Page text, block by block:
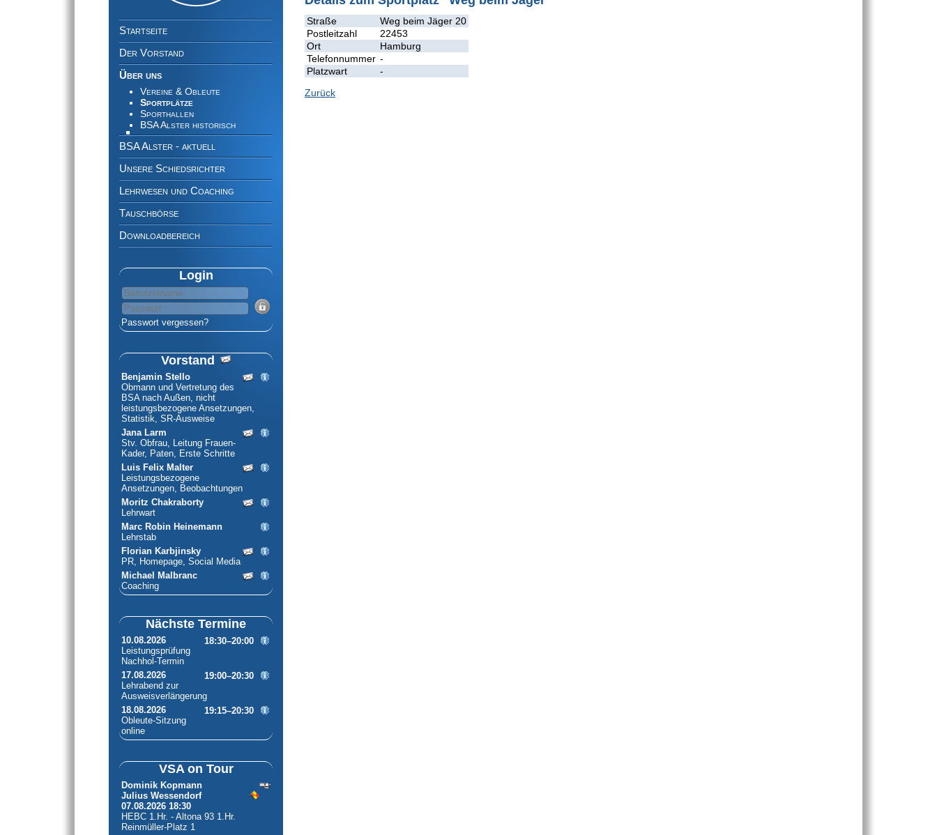
Straße
Weg beim Jäger 20
Postleitzahl
22453
Ort
Hamburg
Telefonnummer -
Platzwart
-
Zurück
überspringen
Startseite
Der Vorstand
Über uns
Vereine & Obleute
Sportplätze
Sporthallen
BSA Alster historisch
BSA Alster - aktuell
Unsere Schiedsrichter
Lehrwesen und Coaching
Tauschbörse
Downloadbereich
Login
Passwort vergessen?
Vorstand
Benjamin Stello
Obmann und Vertretung des
BSA nach Außen, nicht
leistungsbezogene Ansetzungen,
Statistik, SR-Ausweise
Jana Larm
Stv. Obfrau, Leitung Frauen-
Kader, Paten, Erste Schritte
Luis Felix Malter
Leistungsbezogene
Ansetzungen, Beobachtungen
Moritz Chakraborty
Lehrwart
Marc Robin Heinemann
Lehrstab
Florian Karbjinsky
PR, Homepage, Social Media
Michael Malbranc
Coaching
Nächste Termine
18:30–20:00
10.08.2026
Leistungsprüfung
Nachhol-Termin
19:00–20:30
17.08.2026
Lehrabend zur
Ausweisverlängerung
19:15–20:30
18.08.2026
Obleute-Sitzung
online
VSA on Tour
Dominik Kopmann
Julius Wessendorf
07.08.2026 18:30
HEBC 1.Hr. - Altona 93 1.Hr.
Reinmüller-Platz 1